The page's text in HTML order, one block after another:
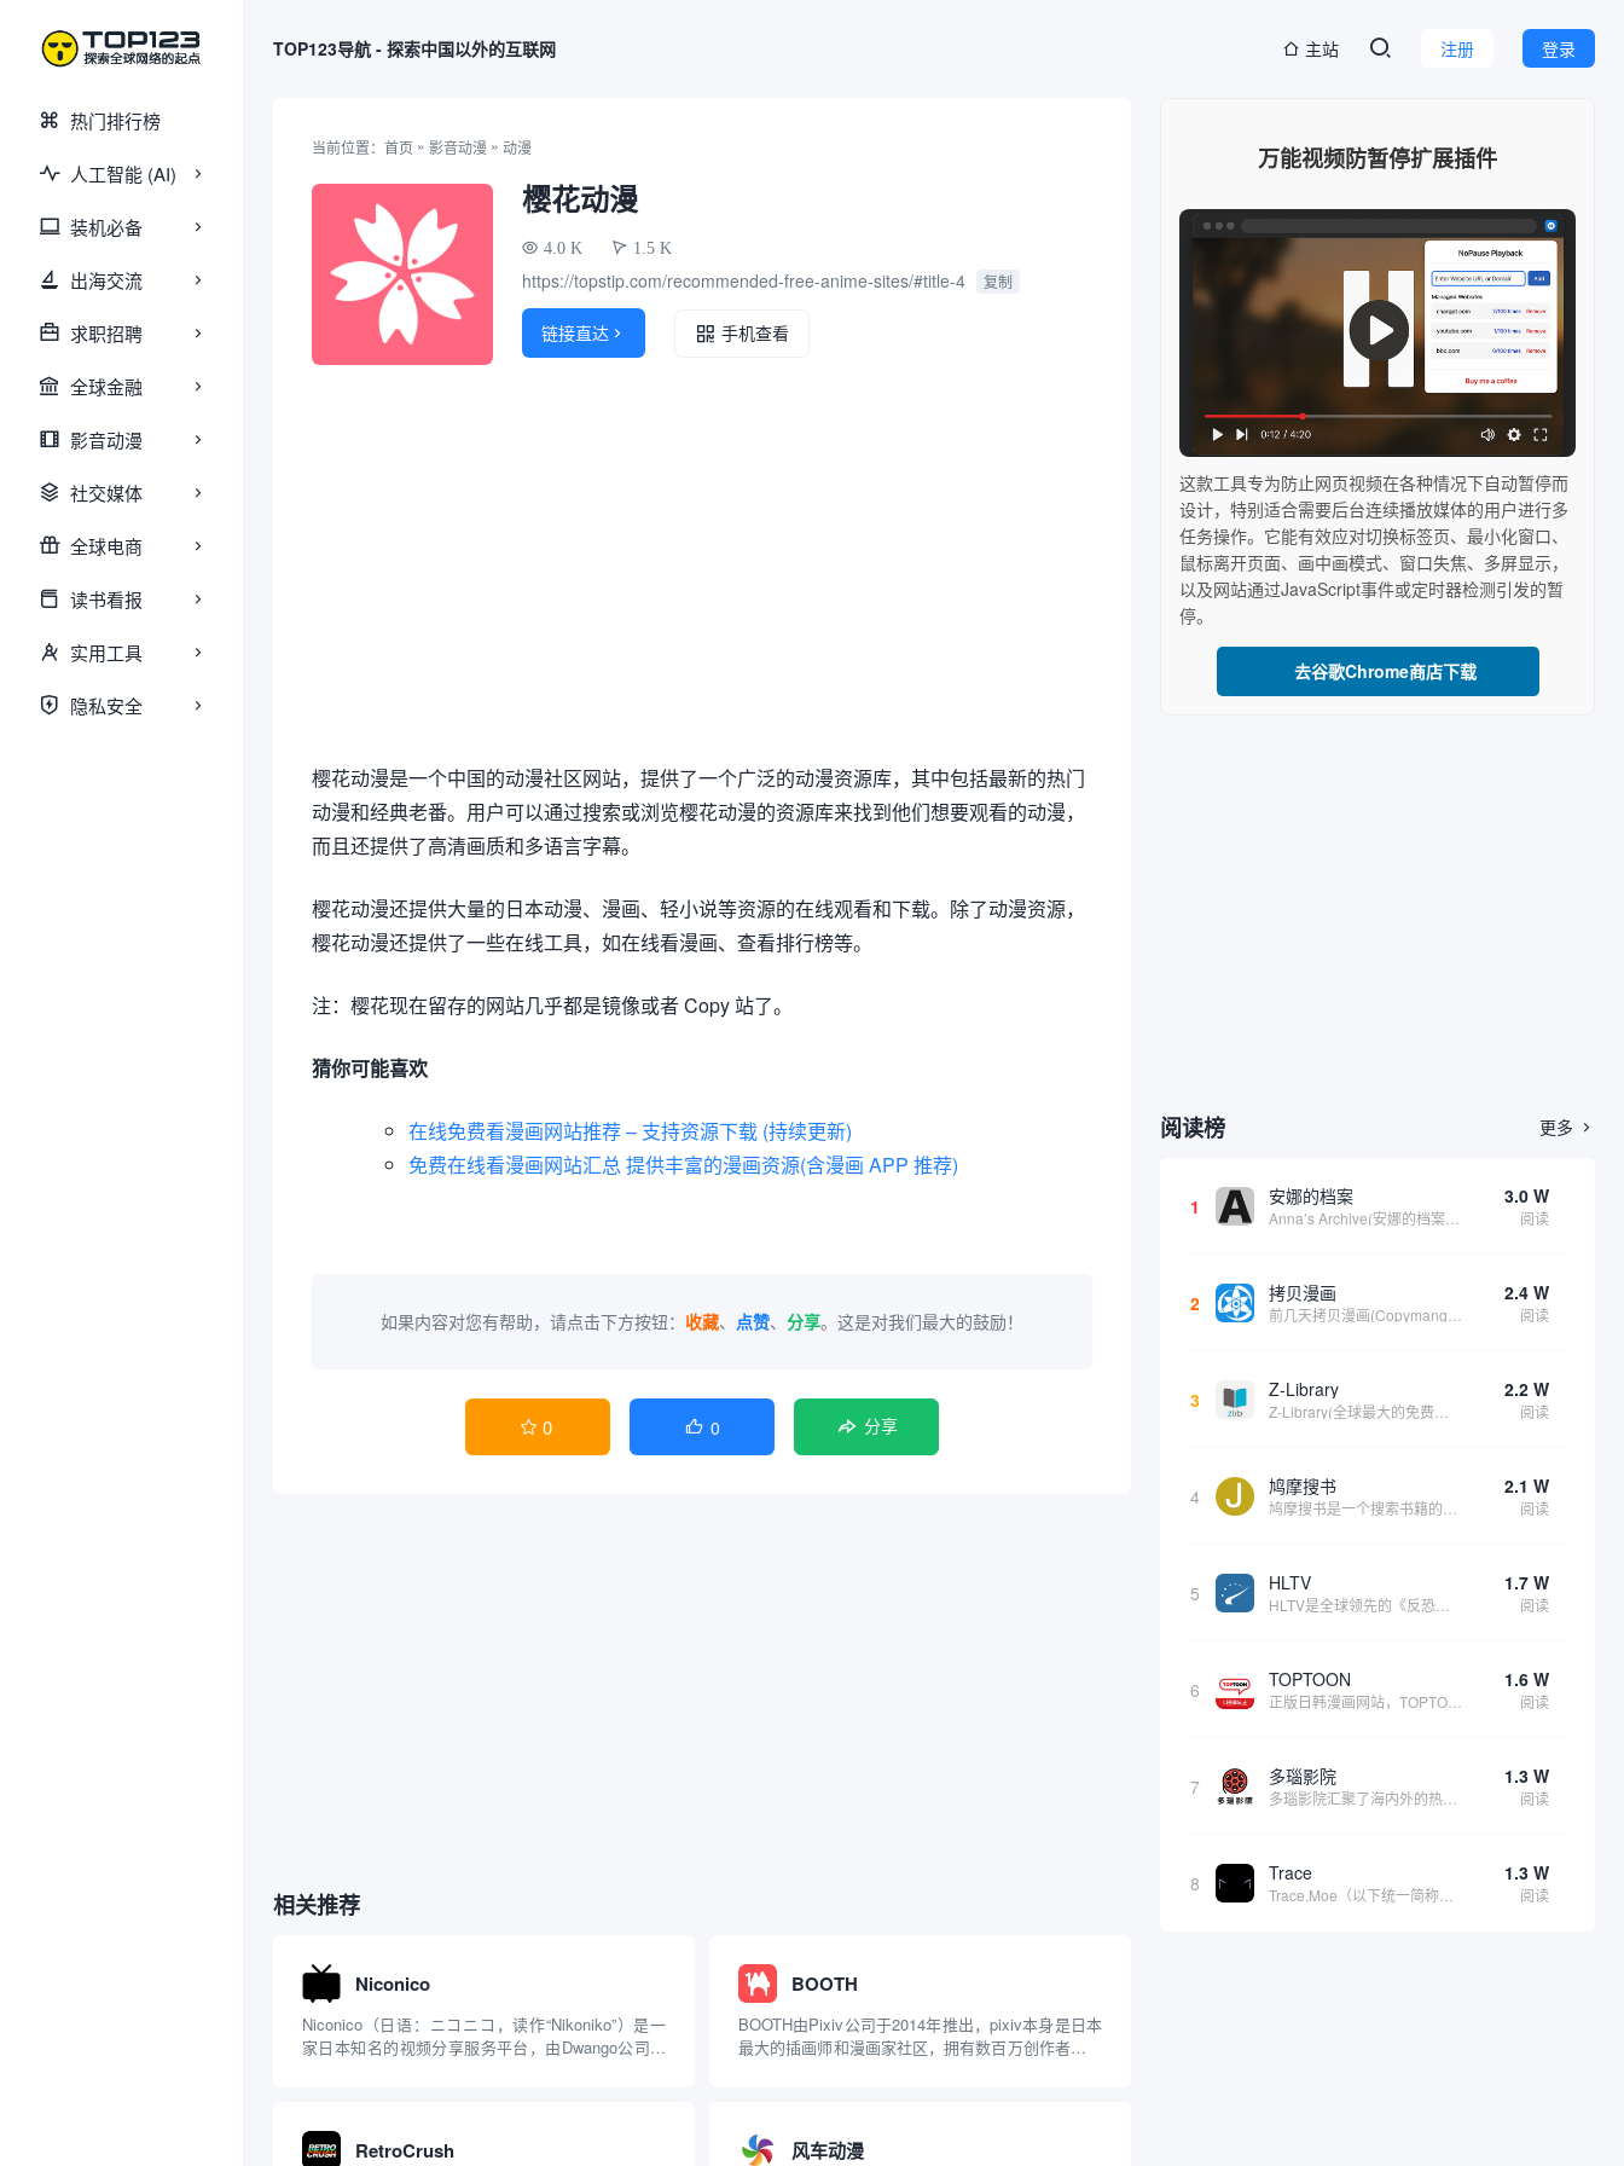
热门排行榜
人工智能 (AI)
装机必备
出海交流
求职招聘
全球金融
影音动漫
社交媒体
全球电商
读书看报
实用工具
隐私安全
TOP123导航 - 探索中国以外的互联网 登录
注册
主站
当前位置： 首页 » 影音动漫 » 动漫
樱花动漫
4.0 K 1.5 K
https://topstip.com/recommended-free-anime-sites/#title-4 复制
链接直达  手机查看
樱花动漫是一个中国的动漫社区网站，提供了一个广泛的动漫资源库，其中包括最新的热门
动漫和经典老番。用户可以通过搜索或浏览樱花动漫的资源库来找到他们想要观看的动漫，
而且还提供了高清画质和多语言字幕。
樱花动漫还提供大量的日本动漫、漫画、轻小说等资源的在线观看和下载。除了动漫资源，
樱花动漫还提供了一些在线工具，如在线看漫画、查看排行榜等。
注：樱花现在留存的网站几乎都是镜像或者 Copy 站了。
猜你可能喜欢
在线免费看漫画网站推荐 – 支持资源下载 (持续更新)
免费在线看漫画网站汇总 提供丰富的漫画资源(含漫画 APP 推荐)
如果内容对您有帮助，请点击下方按钮： 收藏、 点赞、 分享。这是对我们最大的鼓励！
 0  0 分享
相关推荐
Niconico
Niconico（日语：ニコニコ，读作“Nikoniko”）是一
家日本知名的视频分享服务平台，由Dwango公司运
BOOTH
BOOTH由Pixiv公司于2014年推出，pixiv本身是日本
最大的插画师和漫画家社区，拥有数百万创作者和粉
RetroCrush 风车动漫
万能视频防暂停扩展插件
这款工具专为防止网页视频在各种情况下自动暂停而
设计，特别适合需要后台连续播放媒体的用户进行多
任务操作。它能有效应对切换标签页、最小化窗口、
鼠标离开页面、画中画模式、窗口失焦、多屏显示，
以及网站通过JavaScript事件或定时器检测引发的暂
停。
去谷歌Chrome商店下载
阅读榜 更多 
1 安娜的档案 3.0 W
阅读
2 拷贝漫画 2.4 W
阅读
3 Z-Library 2.2 W
阅读
4 鸠摩搜书 2.1 W
阅读
5 HLTV 1.7 W
阅读
6 TOPTOON 1.6 W
阅读
7 多瑙影院 1.3 W
阅读
8 Trace 1.3 W
阅读